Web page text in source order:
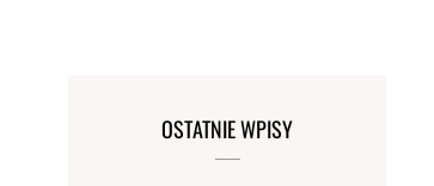
OSTATNIE WPISY